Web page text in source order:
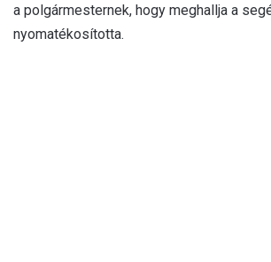
a polgármesternek, hogy meghallja a
nyomatékosította.